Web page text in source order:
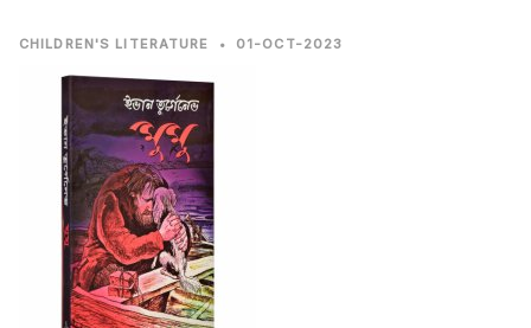
CHILDREN'S LITERATURE • 01-OCT-2023